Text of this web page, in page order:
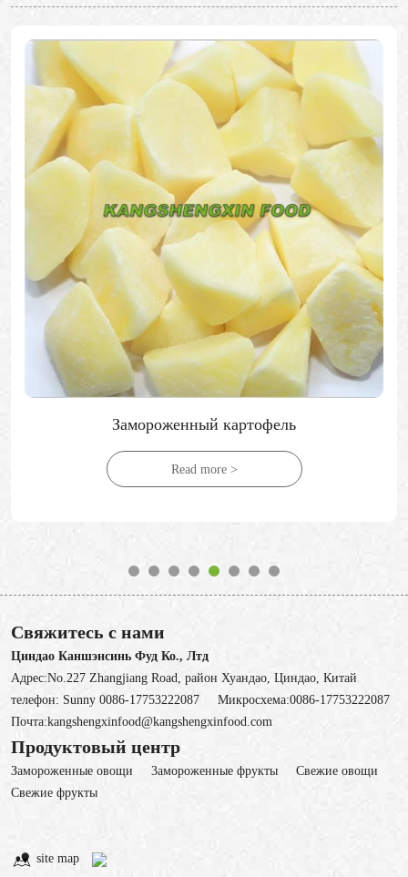
Замороженный картофель
Read more >
Свяжитесь с нами
Циндао Каншэнсинь Фуд Ко., Лтд
Адрес:No.227 Zhangjiang Road, район Хуандао, Циндао, Китай
телефон: Sunny 0086-17753222087 Микросхема:0086-17753222087
Почта:kangshengxinfood@kangshengxinfood.com
Продуктовый центр
Замороженные овощи 3амороженные фрукты
Свежие овощи
Cвежие фрукты
site map